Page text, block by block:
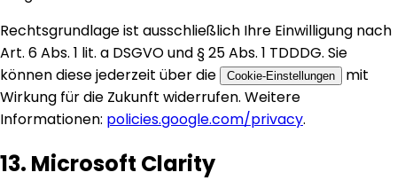
Rechtsgrundlage ist ausschließlich Ihre Einwilligung nach
Art. 6 Abs. 1 lit. a DSGVO und § 25 Abs. 1 TDDDG. Sie
können diese jederzeit über die
Cookie-Einstellungen
mit
Wirkung für die Zukunft widerrufen. Weitere
Informationen: policies.google.com/privacy.
13. Microsoft Clarity